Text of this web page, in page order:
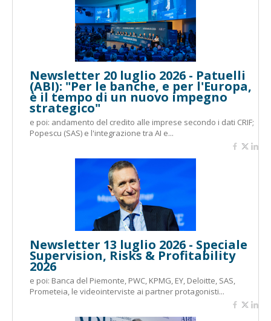
Newsletter 20 luglio 2026 - Patuelli
(ABI): "Per le banche, e per l'Europa,
è il tempo di un nuovo impegno
strategico"
e poi: andamento del credito alle imprese secondo i dati CRIF;
Popescu (SAS) e l'integrazione tra AI e...
Newsletter 13 luglio 2026 - Speciale
Supervision, Risks & Profitability
2026
e poi: Banca del Piemonte, PWC, KPMG, EY, Deloitte, SAS,
Prometeia, le videointerviste ai partner protagonisti...